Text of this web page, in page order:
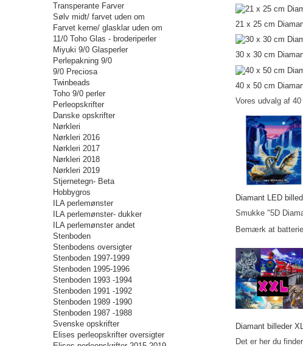
Transperante Farver
Sølv midt/ farvet uden om
Farvet kerne/ glasklar uden om
11/0 Toho Glas - broderiperler
Miyuki 9/0 Glasperler
Perlepakning 9/0
9/0 Preciosa
Twinbeads
Toho 9/0 perler
Perleopskrifter
Danske opskrifter
Nørkleri
Nørkleri 2016
Nørkleri 2017
Nørkleri 2018
Nørkleri 2019
Stjernetegn- Beta
Hobbygros
ILA perlemønster
ILA perlemønster- dukker
ILA perlemønster andet
Stenboden
Stenbodens oversigter
Stenboden 1997-1999
Stenboden 1995-1996
Stenboden 1993 -1994
Stenboden 1991 -1992
Stenboden 1989 -1990
Stenboden 1987 -1988
Svenske opskrifter
Elises perleopskrifter oversigter
21 x 25 cm
30 x 30 cm
40 x 50 cm
Vores udvalg af
Diamant LED
Smukke "5D
Bemærk at
Diamant billeder XL
Det er her du